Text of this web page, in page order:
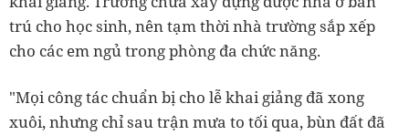
trú cho học sinh, nên tạm thời nhà trường sắp xếp
cho các em ngủ trong phòng đa chức năng.
"Mọi công tác chuẩn bị cho lễ khai giảng đã xong
xuôi, nhưng chỉ sau trận mưa to tối qua, bùn đất đã